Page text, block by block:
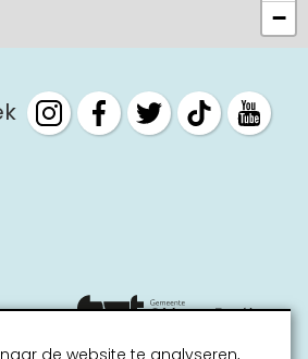
−
de website te analyseren,